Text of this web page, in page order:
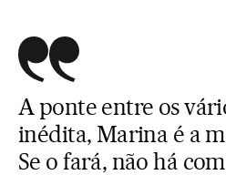
A ponte entre os
inédita, Marina é a
Se o fará, não há